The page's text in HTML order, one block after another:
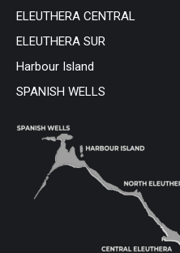
ELEUTHERA CENTRAL
ELEUTHERA SUR
Harbour Island
SPANISH WELLS